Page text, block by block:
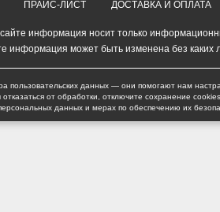
ПРАЙС-ЛИСТ ДОСТАВКА И ОПЛАТА
информация носит только
информация может быть изменена без каких
пользовательских данных — они помогают нам
от обработки, отключите сохранение
данных и мерах по обеспечению их